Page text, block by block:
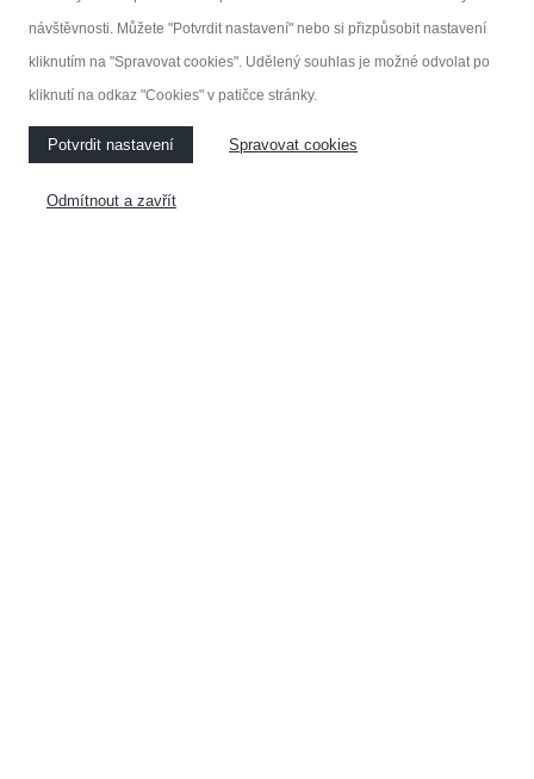
návštěvnosti. Můžete "Potvrdit nastavení" nebo si přizpůsobit nastavení
kliknutím na "Spravovat cookies". Udělený souhlas je možné odvolat po
kliknutí na odkaz "Cookies" v patičce stránky.
Potvrdit nastavení Spravovat cookies
Odmítnout a zavřít
KUCHYNĚ NÁBYTEK NA MÍRU
VESTAVĚNÉ SKŘÍNE